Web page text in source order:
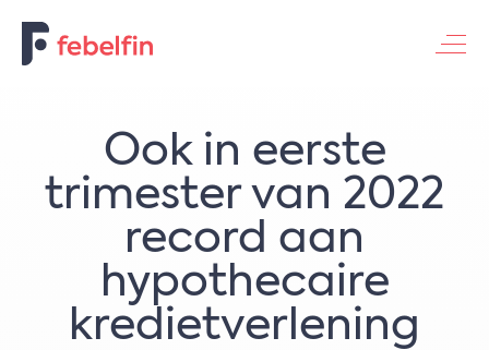
Ook in eerste
trimester van 2022
record aan
hypothecaire
kredietverlening